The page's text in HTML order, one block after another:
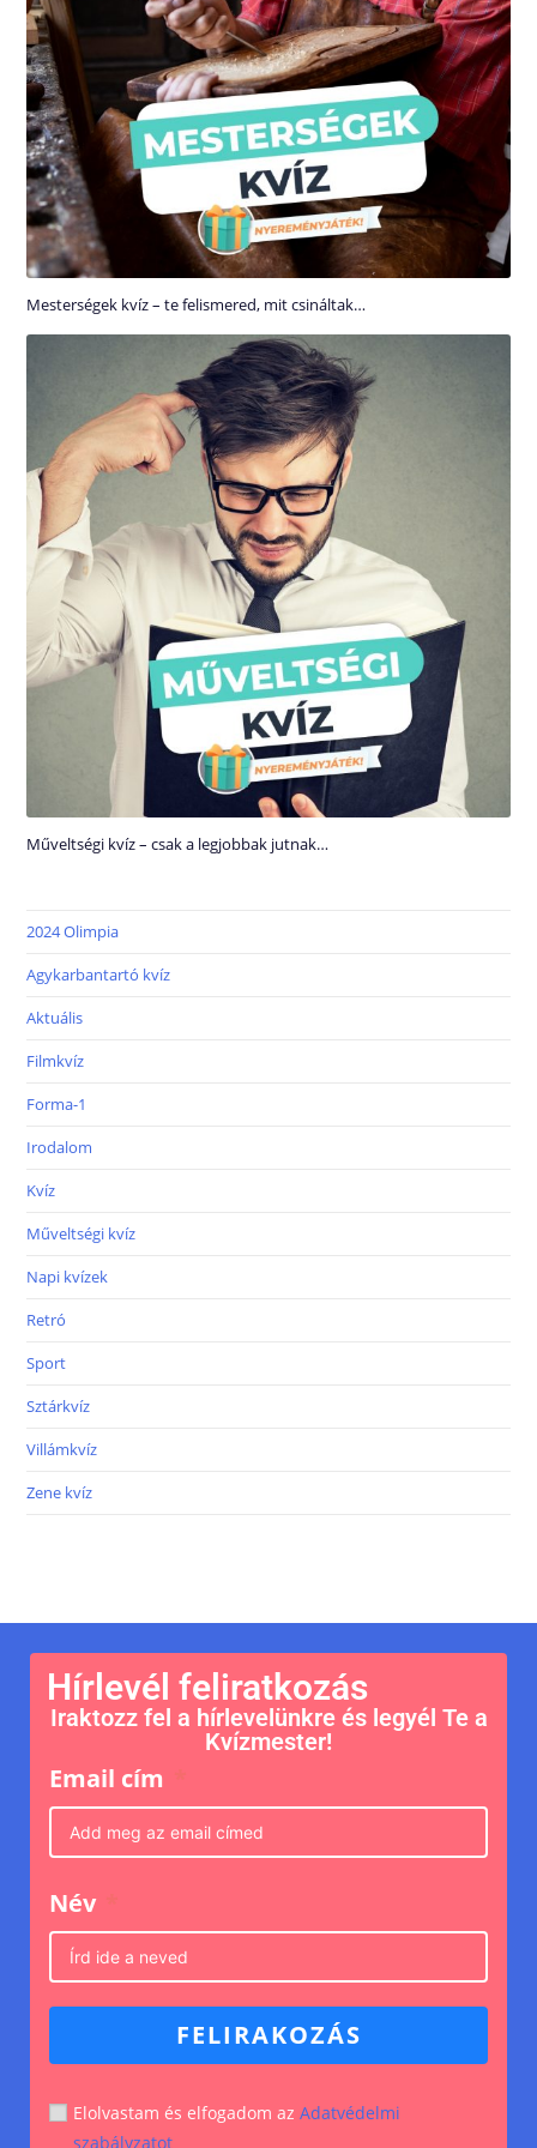
Mesterségek kvíz – te felismered, mit csináltak…
Műveltségi kvíz – csak a legjobbak jutnak…
2024 Olimpia
Agykarbantartó kvíz
Aktuális
Filmkvíz
Forma-1
Irodalom
Kvíz
Műveltségi kvíz
Napi kvízek
Retró
Sport
Sztárkvíz
Villámkvíz
Zene kvíz
Hírlevél feliratkozás
Iraktozz fel a hírlevelünkre és legyél Te a
Kvízmester!
Email cím
Név
FELIRAKOZÁS
Elolvastam és elfogadom az Adatvédelmi
szabályzatot